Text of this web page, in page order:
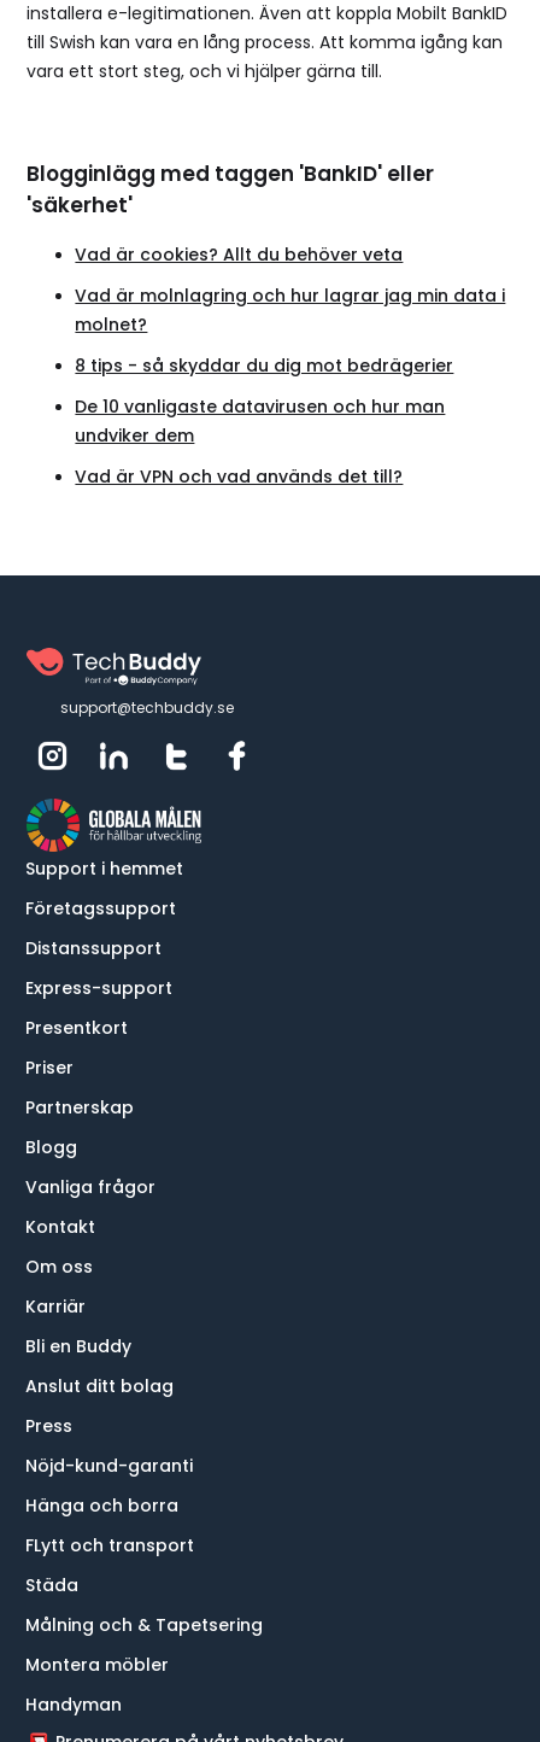
installera e-legitimationen. Även att koppla Mobilt BankID
till Swish kan vara en lång process. Att komma igång kan
vara ett stort steg, och vi hjälper gärna till.
Blogginlägg med taggen 'BankID' eller
'säkerhet'
Vad är cookies? Allt du behöver veta
Vad är molnlagring och hur lagrar jag min data i
molnet?
8 tips - så skyddar du dig mot bedrägerier
De 10 vanligaste datavirusen och hur man
undviker dem
Vad är VPN och vad används det till?
support@techbuddy.se
Support i hemmet
Företagssupport
Distanssupport
Express-support
Presentkort
Priser
Partnerskap
Blogg
Vanliga frågor
Kontakt
Om oss
Karriär
Bli en Buddy
Anslut ditt bolag
Press
Nöjd-kund-garanti
Hänga och borra
FLytt och transport
Städa
Målning och & Tapetsering
Montera möbler
Handyman